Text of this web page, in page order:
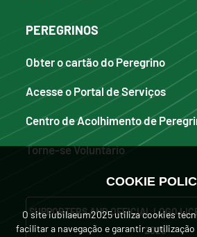
PEREGRINOS
Obter o cartão do Peregrino
Acesse o Portal de Serviços
Centro de Acolhimento de
Torne-se Voluntário
SUPPORTERS AND OFFICIAL LOGO
2025
COOKIE
O site iubilaeum2025 utiliza cookies
facilitar a navegação e garantir a